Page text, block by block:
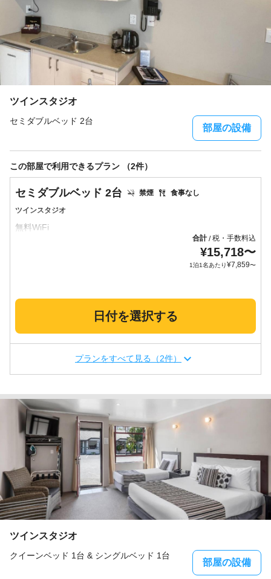
ツインスタジオ
セミダブルベッド 2台
部屋の設備
この部屋で利用できるプラン （2件）
ツインスタジオ
禁煙 食事なし
セミダブルベッド 2台
合計/税・手数料込
¥15,718〜
1泊1名あたり¥7,859〜
日付を選択する
プランをすべて見る（2件）
ツインスタジオ
クイーンベッド 1台 & シングルベッド 1台
部屋の設備